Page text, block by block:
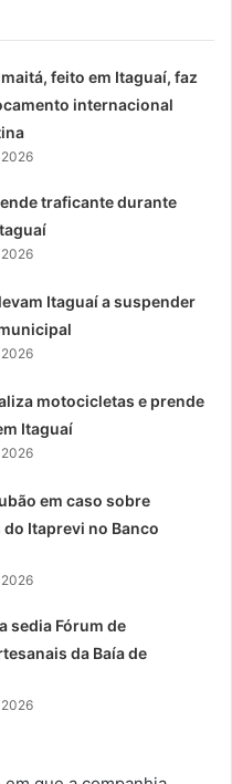
feito em Itaguaí, faz
internacional
traficante durante
Itaguaí a suspender
motocicletas e prende
Itaguaí
em caso sobre
Itaprevi no Banco
sedia Fórum de
da Baía de